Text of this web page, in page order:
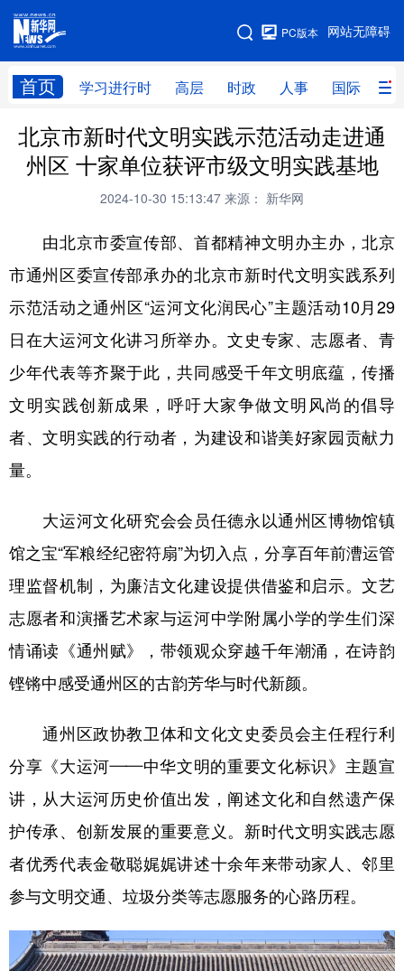
网站无障碍
PC版本
首页 学习进行时 高层 时政 人事 国际 财
网站地图
学习进行时 高层 时政 人事
国际 财经 网评 港澳
科技 科创 量子 体育
文化 书画 健康 军事
法律 中央文件 金融 汽车
食品 人居 信息化 数字经济
学术中国 乡村振兴 银龄 溯源中国
彩票 娱乐 时尚 悦读
公益 一带一路 亚太网 上市公司
文化产业
地方频道
辽宁 吉林 上海 江苏
浙江 安徽 福建 江西
四川 贵州 云南 西藏
新疆 内蒙古 黑龙江
北京市新时代文明实践示范活动走进通
州区 十家单位获评市级文明实践基地
2024-10-30 15:13:47 来源： 新华网
由北京市委宣传部、首都精神文明办主办，北京
市通州区委宣传部承办的北京市新时代文明实践系列
示范活动之通州区“运河文化润民心”主题活动10月29
日在大运河文化讲习所举办。文史专家、志愿者、青
少年代表等齐聚于此，共同感受千年文明底蕴，传播
文明实践创新成果，呼吁大家争做文明风尚的倡导
者、文明实践的行动者，为建设和谐美好家园贡献力
量。
大运河文化研究会会员任德永以通州区博物馆镇
馆之宝“军粮经纪密符扇”为切入点，分享百年前漕运管
理监督机制，为廉洁文化建设提供借鉴和启示。文艺
志愿者和演播艺术家与运河中学附属小学的学生们深
情诵读《通州赋》，带领观众穿越千年潮涌，在诗韵
铿锵中感受通州区的古韵芳华与时代新颜。
通州区政协教卫体和文化文史委员会主任程行利
分享《大运河——中华文明的重要文化标识》主题宣
讲，从大运河历史价值出发，阐述文化和自然遗产保
护传承、创新发展的重要意义。新时代文明实践志愿
者优秀代表金敬聪娓娓讲述十余年来带动家人、邻里
参与文明交通、垃圾分类等志愿服务的心路历程。